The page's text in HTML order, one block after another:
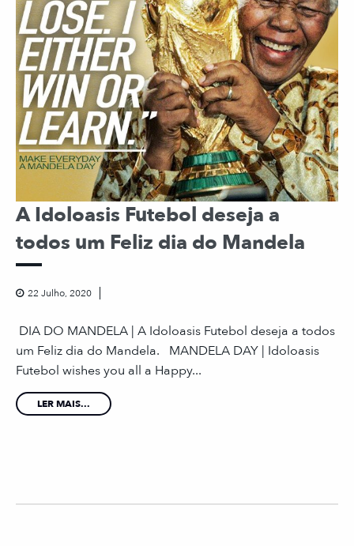
A Idoloasis Futebol deseja a
todos um Feliz dia do Mandela
22 Julho, 2020
DIA DO MANDELA | A Idoloasis Futebol deseja a todos
um Feliz dia do Mandela. MANDELA DAY | Idoloasis
Futebol wishes you all a Happy...
LER MAIS...